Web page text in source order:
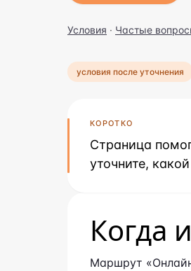
Условия · Частые
условия после уточнения
КОРОТКО
Страница
уточните,
Когда
Маршрут